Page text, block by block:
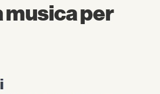
musica per